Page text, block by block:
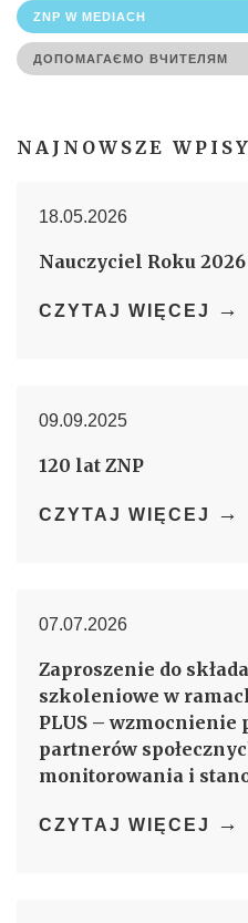
ZNP W MEDIACH
ДОПОМАГАЄМО ВЧИТЕЛЯМ
NAJNOWSZE WPISY
18.05.2026
Nauczyciel Roku 2026
CZYTAJ WIĘCEJ →
09.09.2025
120 lat ZNP
CZYTAJ WIĘCEJ →
07.07.2026
Zaproszenie do
szkoleniowe w
PLUS – wzmocnienie
partnerów
monitorowania i
CZYTAJ WIĘCEJ →